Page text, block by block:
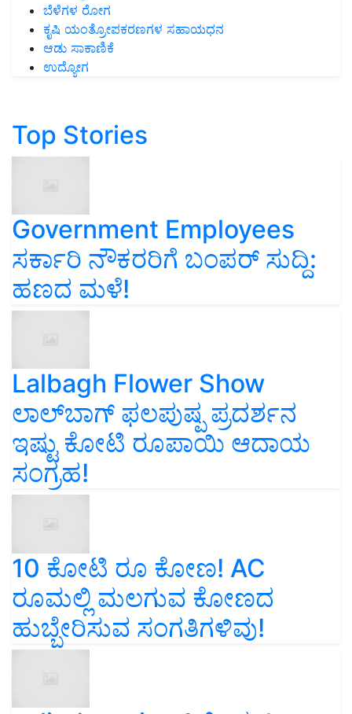
ಬೆಳೆಗಳ ರೋಗ
ಕೃಷಿ ಯಂತ್ರೋಪಕರಣಗಳ ಸಹಾಯಧನ
ಆಡು ಸಾಕಾಣಿಕೆ
ಉದ್ಯೋಗ
Top Stories
Government Employees
ಸರ್ಕಾರಿ ನೌಕರರಿಗೆ ಬಂಪರ್‌ ಸುದ್ದಿ:
ಹಣದ ಮಳೆ!
Lalbagh Flower Show
ಲಾಲ್‌ಬಾಗ್ ಫಲಪುಷ್ಪ ಪ್ರದರ್ಶನ
ಇಷ್ಟು ಕೋಟಿ ರೂಪಾಯಿ ಆದಾಯ
ಸಂಗ್ರಹ!
10 ಕೋಟಿ ರೂ ಕೋಣ! AC
ರೂಮಲ್ಲಿ ಮಲಗುವ ಕೋಣದ
ಹುಬ್ಬೇರಿಸುವ ಸಂಗತಿಗಳಿವು!